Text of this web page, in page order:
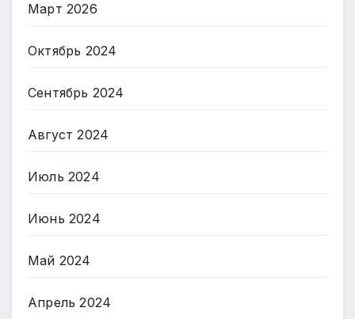
Март 2026
Октябрь 2024
Сентябрь 2024
Август 2024
Июль 2024
Июнь 2024
Май 2024
Апрель 2024